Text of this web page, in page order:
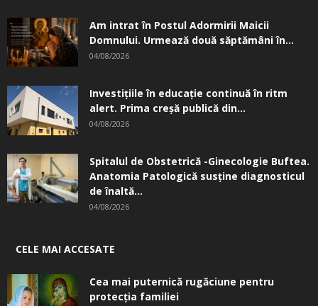
Am intrat în Postul Adormirii Maicii
Domnului. Urmează două săptămâni în...
04/08/2026
Investițiile în educație continuă în ritm
alert. Prima creşă publică din...
04/08/2026
Spitalul de Obstetrică -Ginecologie Buftea.
Anatomia Patologică susţine diagnosticul
de înaltă...
04/08/2026
CELE MAI ACCESATE
Cea mai puternică rugăciune pentru
protecția familiei